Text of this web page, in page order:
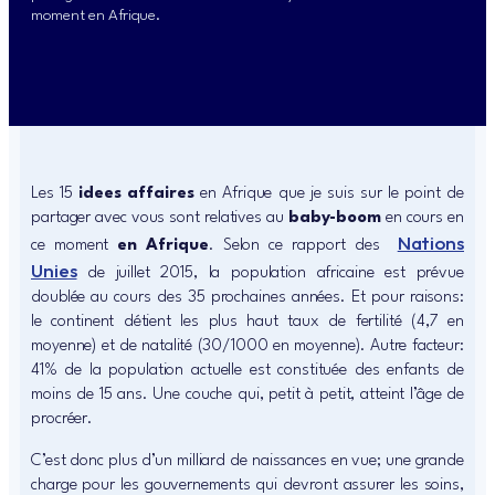
moment en Afrique.
Les 15 idees affairesen Afrique que je suis sur le point de
partager avec vous sont relatives au baby-boomen cours en
ce moment en Afrique. Selon ce rapport des Nations
Uniesde juillet 2015, la population africaine est prévue
doublée au cours des 35 prochaines années. Et pour raisons:
le continent détient les plus haut taux de fertilité (4,7 en
moyenne) et de natalité (30/1000 en moyenne). Autre facteur:
41% de la population actuelle est constituée des enfants de
moins de 15 ans. Une couche qui, petit à petit, atteint l’âge de
procréer.
C’est donc plus d’un milliard de naissances en vue; une grande
charge pour les gouvernements qui devront assurer les soins,